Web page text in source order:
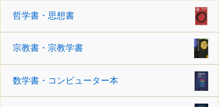
哲学書・思想書
宗教書・宗教学書
数学書・コンピューター本